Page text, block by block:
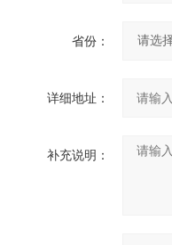
省份：
详细地址：
补充说明：